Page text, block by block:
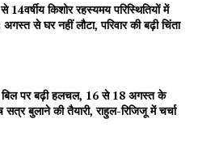
14वर्षीय किशोर रहस्यमय परिस्थितियों में
अगस्त से घर नहीं लौटा, परिवार की बढ़ी चिंता
बिल पर बढ़ी हलचल, 16 से 18 अगस्त के
सत्र बुलाने की तैयारी, राहुल-रिजिजू में चर्चा